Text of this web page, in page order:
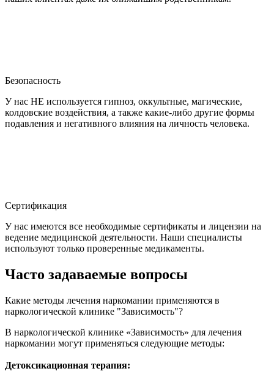
Безопасность
У нас НЕ используется гипноз, оккультные, магические,
колдовские воздействия, а также какие-либо другие формы
подавления и негативного влияния на личность человека.
Сертификация
У нас имеются все необходимые сертификаты и лицензии на
ведение медицинской деятельности. Наши специалисты
используют только проверенные медикаменты.
Часто задаваемые вопросы
Какие методы лечения наркомании применяются в
наркологической клинике "Зависимость"?
В наркологической клинике «Зависимость» для лечения
наркомании могут применяться следующие методы:
Детоксикационная терапия: